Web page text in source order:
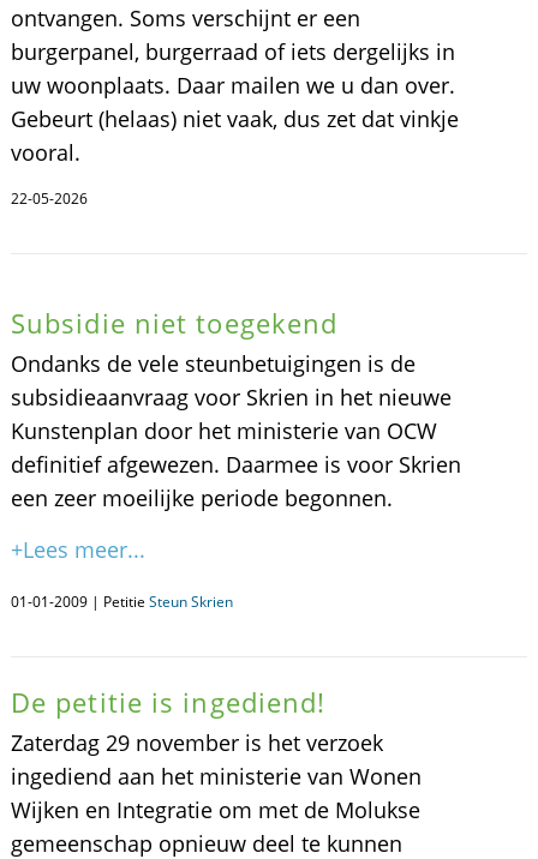
ontvangen. Soms verschijnt er een
burgerpanel, burgerraad of iets dergelijks in
uw woonplaats. Daar mailen we u dan over.
Gebeurt (helaas) niet vaak, dus zet dat vinkje
vooral.
22-05-2026
Subsidie niet toegekend
Ondanks de vele steunbetuigingen is de
subsidieaanvraag voor Skrien in het nieuwe
Kunstenplan door het ministerie van OCW
definitief afgewezen. Daarmee is voor Skrien
een zeer moeilijke periode begonnen.
+Lees meer...
01-01-2009 | Petitie Steun Skrien
De petitie is ingediend!
Zaterdag 29 november is het verzoek
ingediend aan het ministerie van Wonen
Wijken en Integratie om met de Molukse
gemeenschap opnieuw deel te kunnen